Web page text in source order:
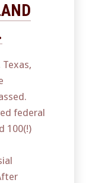
federal
100(!)